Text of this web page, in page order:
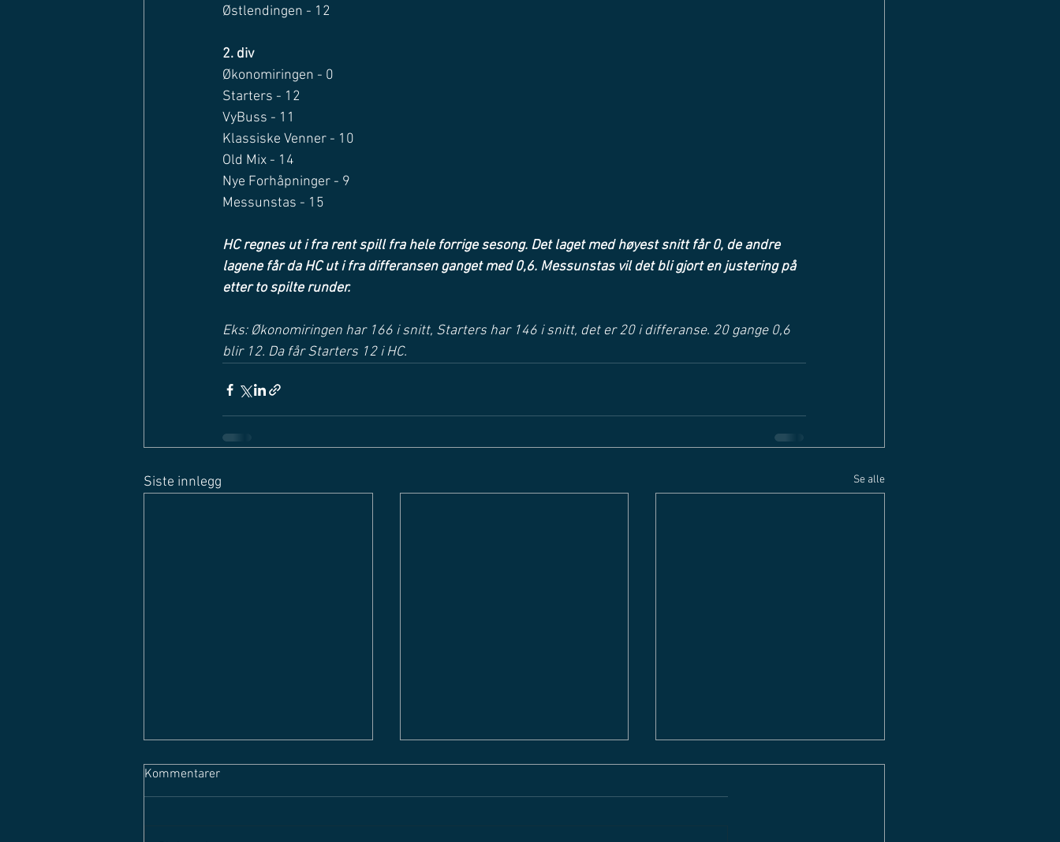
Østlendingen - 12
2. div
Økonomiringen - 0
Starters - 12
VyBuss - 11
Klassiske Venner - 10
Old Mix - 14
Nye Forhåpninger - 9
Messunstas - 15
HC regnes ut i fra rent spill fra hele forrige sesong. Det laget med høyest snitt får 0, de andre
lagene får da HC ut i fra differansen ganget med 0,6. Messunstas vil det bli gjort en justering på
etter to spilte runder.
Eks: Økonomiringen har 166 i snitt, Starters har 146 i snitt, det er 20 i differanse. 20 gange 0,6
blir 12. Da får Starters 12 i HC.
Siste innlegg Se alle
Kommentarer